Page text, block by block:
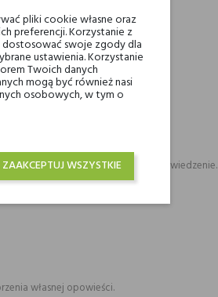
charakterem i filmową głębią.
pozostawia miejsce na niedopowiedzenie.
własnej opowieści.
pliki cookie własne oraz
preferencji. Korzystanie z
swoje zgody dla
ustawienia. Korzystanie
Twoich danych
mogą być również nasi
osobowych, w tym o
ZAAKCEPTUJ WSZYSTKIE